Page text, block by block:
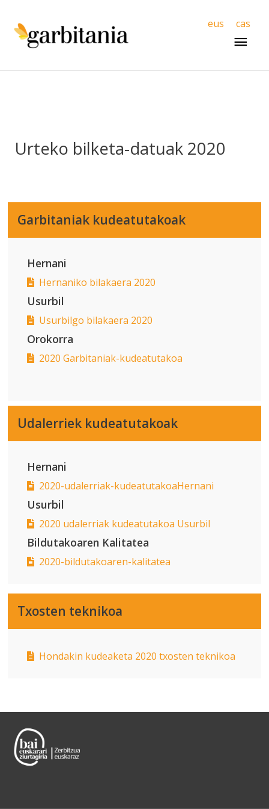
eus cas
Urteko bilketa-datuak 2020
Garbitaniak kudeatutakoak
Hernani
Hernaniko bilakaera 2020
Usurbil
Usurbilgo bilakaera 2020
Orokorra
2020 Garbitaniak-kudeatutakoa
Udalerriek kudeatutakoak
Hernani
2020-udalerriak-kudeatutakoaHernani
Usurbil
2020 udalerriak kudeatutakoa Usurbil
Bildutakoaren Kalitatea
2020-bildutakoaren-kalitatea
Txosten teknikoa
Hondakin kudeaketa 2020 txosten teknikoa